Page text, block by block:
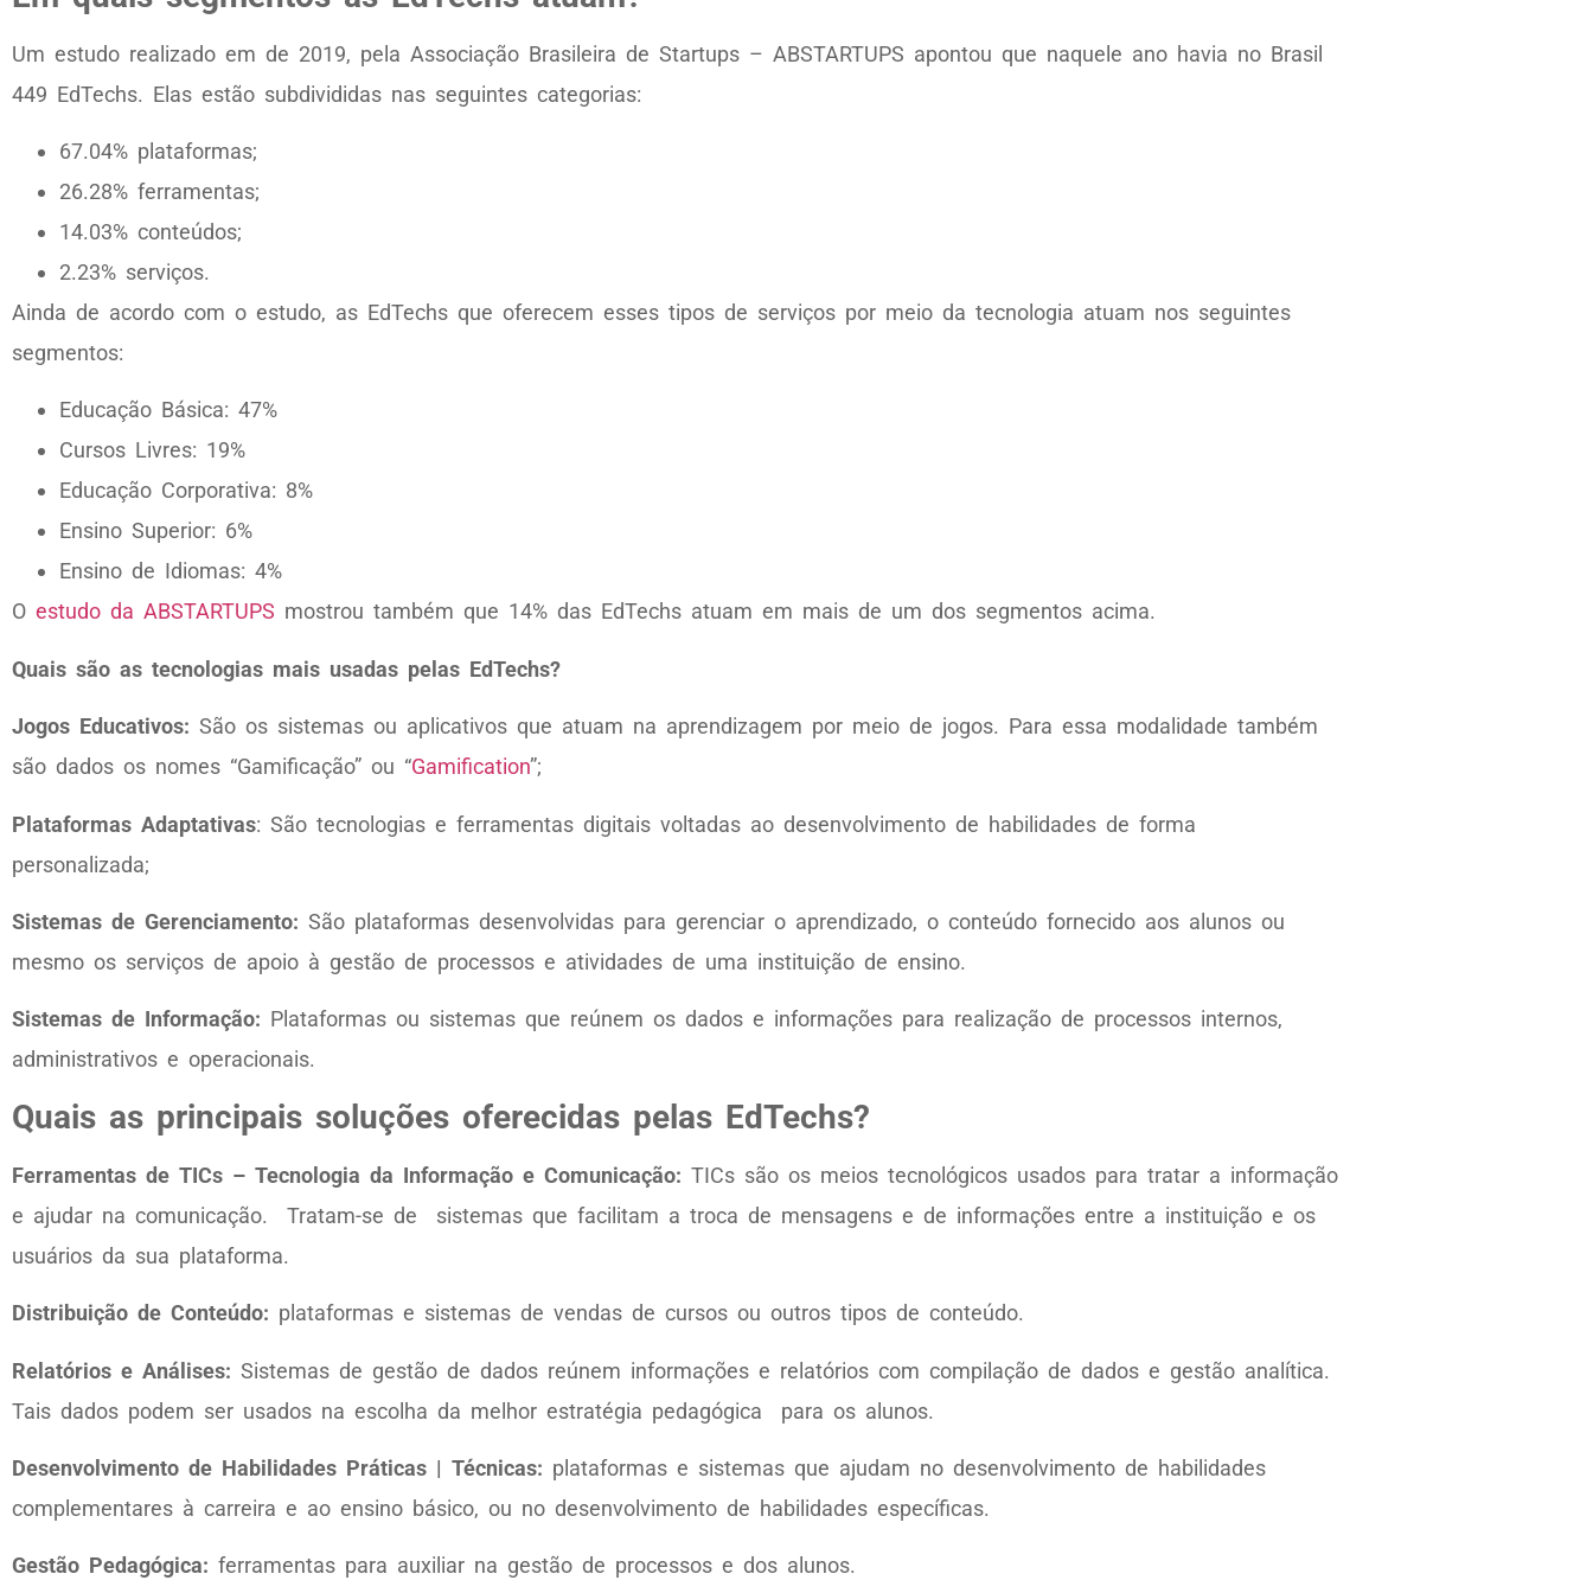
Um estudo realizado em de 2019, pela Associação Brasileira de Startups – ABSTARTUPS apontou que naquele ano havia no Brasil
449 EdTechs. Elas estão subdivididas nas seguintes categorias:
67.04% plataformas;
26.28% ferramentas;
14.03% conteúdos;
2.23% serviços.
Ainda de acordo com o estudo, as EdTechs que oferecem esses tipos de serviços por meio da tecnologia atuam nos seguintes
segmentos:
Educação Básica: 47%
Cursos Livres: 19%
Educação Corporativa: 8%
Ensino Superior: 6%
Ensino de Idiomas: 4%
O estudo da ABSTARTUPS mostrou também que 14% das EdTechs atuam em mais de um dos segmentos acima.
Quais são as tecnologias mais usadas pelas EdTechs?
Jogos Educativos: São os sistemas ou aplicativos que atuam na aprendizagem por meio de jogos. Para essa modalidade também
são dados os nomes “Gamificação” ou “Gamification”;
Plataformas Adaptativas: São tecnologias e ferramentas digitais voltadas ao desenvolvimento de habilidades de forma
personalizada;
Sistemas de Gerenciamento: São plataformas desenvolvidas para gerenciar o aprendizado, o conteúdo fornecido aos alunos ou
mesmo os serviços de apoio à gestão de processos e atividades de uma instituição de ensino.
Sistemas de Informação: Plataformas ou sistemas que reúnem os dados e informações para realização de processos internos,
administrativos e operacionais.
Quais as principais soluções oferecidas pelas EdTechs?
Ferramentas de TICs – Tecnologia da Informação e Comunicação: TICs são os meios tecnológicos usados para tratar a informação
e ajudar na comunicação. Tratam-se de sistemas que facilitam a troca de mensagens e de informações entre a instituição e os
usuários da sua plataforma.
Distribuição de Conteúdo: plataformas e sistemas de vendas de cursos ou outros tipos de conteúdo.
Relatórios e Análises: Sistemas de gestão de dados reúnem informações e relatórios com compilação de dados e gestão analítica.
Tais dados podem ser usados na escolha da melhor estratégia pedagógica para os alunos.
Desenvolvimento de Habilidades Práticas | Técnicas: plataformas e sistemas que ajudam no desenvolvimento de habilidades
complementares à carreira e ao ensino básico, ou no desenvolvimento de habilidades específicas.
Gestão Pedagógica: ferramentas para auxiliar na gestão de processos e dos alunos.